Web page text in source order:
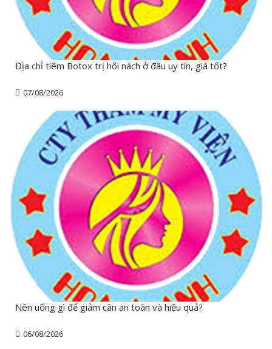
Địa chỉ tiêm Botox trị hôi nách ở đâu uy tín, giá tốt?
07/08/2026
Nên uống gì để giảm cân an toàn và hiệu quả?
06/08/2026